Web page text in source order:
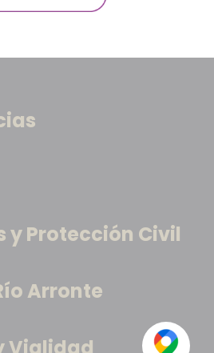
y Protección Civil
Arronte
Vialidad